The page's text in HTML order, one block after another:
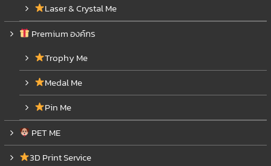
Laser & Crystal Me
Premium องค์กร
Trophy Me
Medal Me
Pin Me
PET ME
3D Print Service